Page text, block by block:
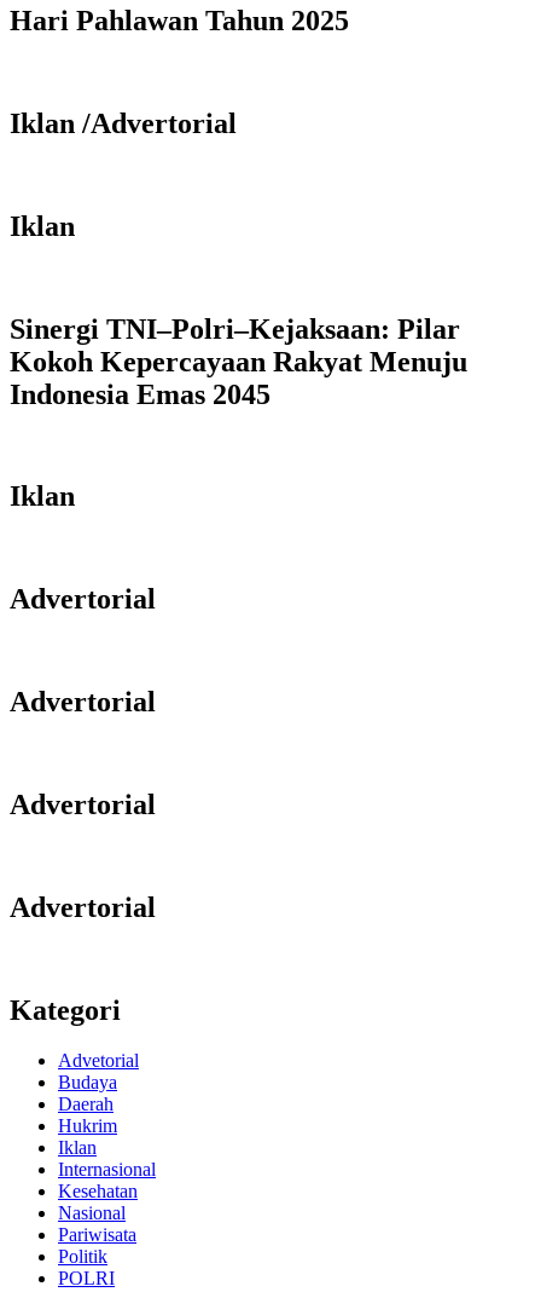
Hari Pahlawan Tahun 2025
Iklan /Advertorial
Iklan
Sinergi TNI–Polri–Kejaksaan: Pilar
Kokoh Kepercayaan Rakyat Menuju
Indonesia Emas 2045
Iklan
Advertorial
Advertorial
Advertorial
Advertorial
Kategori
Advetorial
Budaya
Daerah
Hukrim
Iklan
Internasional
Kesehatan
Nasional
Pariwisata
Politik
POLRI